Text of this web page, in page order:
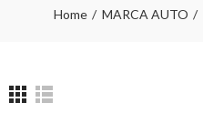
Home MARCA AUTO